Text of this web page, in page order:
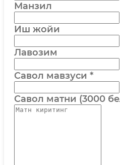
Манзил
Иш жойи
Лавозим
Савол мавзуси *
Савол матни (3000